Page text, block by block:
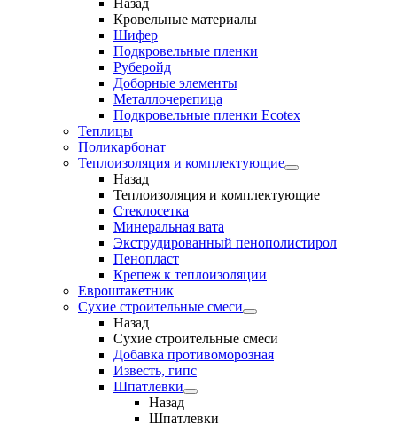
Назад
Кровельные материалы
Шифер
Подкровельные пленки
Руберойд
Доборные элементы
Металлочерепица
Подкровельные пленки Ecotex
Теплицы
Поликарбонат
Теплоизоляция и комплектующие
Назад
Теплоизоляция и комплектующие
Стеклосетка
Минеральная вата
Экструдированный пенополистирол
Пенопласт
Крепеж к теплоизоляции
Евроштакетник
Сухие строительные смеси
Назад
Сухие строительные смеси
Добавка противоморозная
Известь, гипс
Шпатлевки
Назад
Шпатлевки